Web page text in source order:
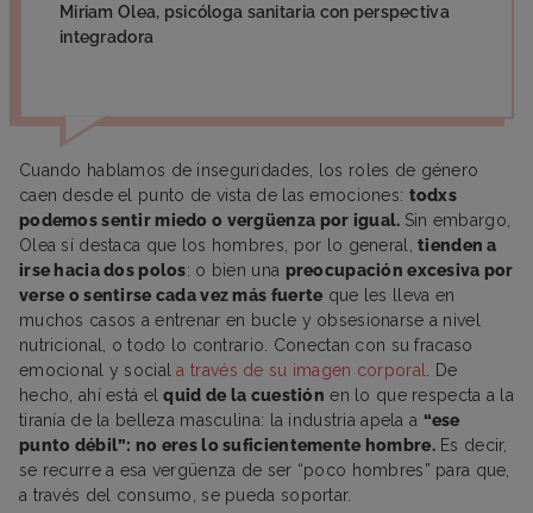
Miriam Olea, psicóloga sanitaria con perspectiva
integradora
Cuando hablamos de inseguridades, los roles de género
caen desde el punto de vista de las emociones: todxs
podemos sentir miedo o vergüenza por igual. Sin embargo,
Olea sí destaca que los hombres, por lo general,tienden a
irse hacia dos polos: o bien una preocupación excesiva por
verse o sentirse cada vez más fuerte que les lleva en
muchos casos a entrenar en bucle y obsesionarse a nivel
nutricional, o todo lo contrario. Conectan con su fracaso
emocional y sociala través de su imagen corporal
. De
hecho, ahí está elquid de la cuestión en lo que respecta a la
tiranía de la belleza masculina: la industria apela a “ese
punto débil”: no eres lo suficientemente hombre.Es decir,
se recurre a esa vergüenza de ser “poco hombres” para que,
a través del consumo, se pueda soportar.